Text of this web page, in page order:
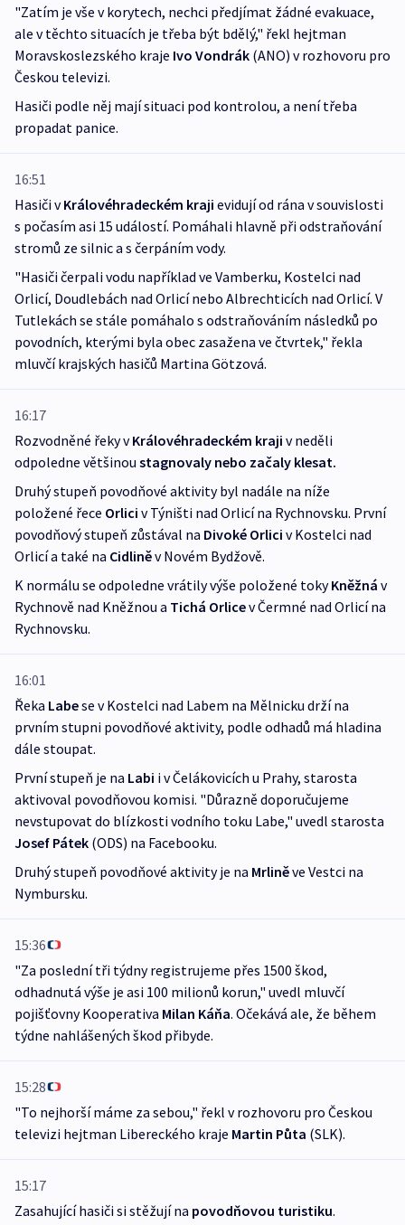
"Zatím je vše v korytech, nechci předjímat žádné evakuace,
ale v těchto situacích je třeba být bdělý," řekl hejtman
Moravskoslezského kraje Ivo Vondrák (ANO) v rozhovoru pro
Českou televizi.
Hasiči podle něj mají situaci pod kontrolou, a není třeba
propadat panice.
16:51
Hasiči vKrálovéhradeckém kraji evidují od rána v souvislosti
s počasím asi 15 událostí. Pomáhali hlavně při odstraňování
stromů ze silnic a s čerpáním vody.
"Hasiči čerpali vodu například ve Vamberku, Kostelci nad
Orlicí, Doudlebách nad Orlicí nebo Albrechticích nad Orlicí. V
Tutlekách se stále pomáhalo s odstraňováním následků po
povodních, kterými byla obec zasažena ve čtvrtek," řekla
mluvčí krajských hasičů Martina Götzová.
16:17
Rozvodněné řeky vKrálovéhradeckém kraji v neděli
odpoledne většinou stagnovaly nebo začaly klesat.
Druhý stupeň povodňové aktivity byl nadále na níže
položené řece Orlici v Týništi nad Orlicí na Rychnovsku. První
povodňový stupeň zůstával na Divoké Orlici v Kostelci nad
Orlicí a také na Cidliněv Novém Bydžově.
K normálu se odpoledne vrátily výše položené tokyKněžná v
Rychnově nad Kněžnou a Tichá Orlicev Čermné nad Orlicí na
Rychnovsku.
16:01
Řeka Labese v Kostelci nad Labem na Mělnicku drží na
prvním stupni povodňové aktivity, podle odhadů má hladina
dále stoupat.
První stupeň je na Labi i v Čelákovicích u Prahy, starosta
aktivoval povodňovou komisi. "Důrazně doporučujeme
nevstupovat do blízkosti vodního toku Labe," uvedl starosta
Josef Pátek (ODS) na Facebooku.
Druhý stupeň povodňové aktivity je na Mrliněve Vestci na
Nymbursku.
15:36
"Za poslední tři týdny registrujeme přes 1500 škod,
odhadnutá výše je asi 100 milionů korun," uvedl mluvčí
pojišťovny Kooperativa Milan Káňa. Očekává ale, že během
týdne nahlášených škod přibyde.
15:28
"To nejhorší máme za sebou," řekl v rozhovoru pro Českou
televizi hejtman Libereckého kraje Martin Půta (SLK).
15:17
Zasahující hasiči si stěžují na povodňovou turistiku.